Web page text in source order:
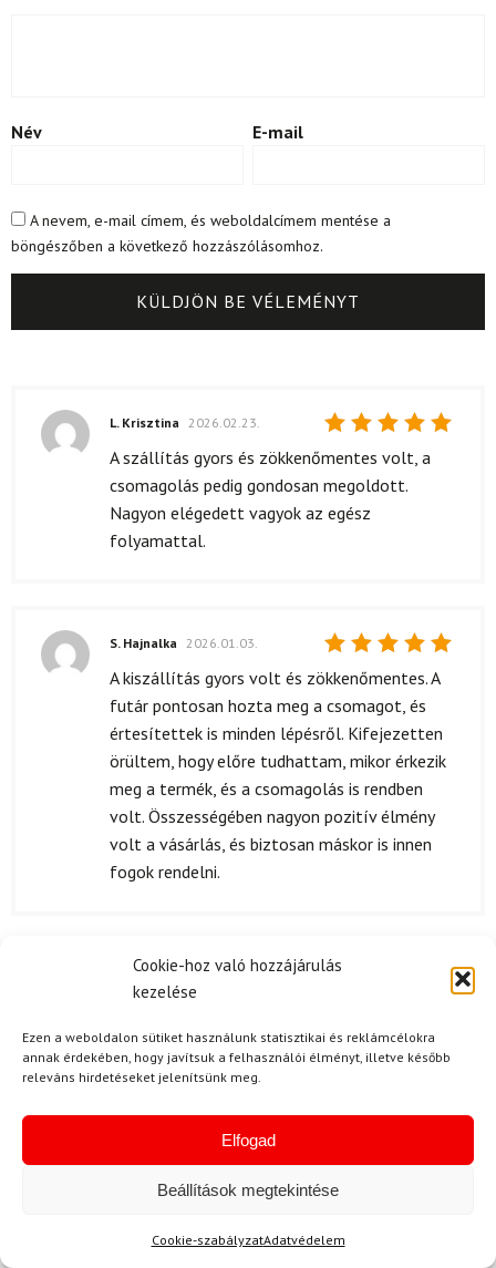
Cookie-hoz való hozzájárulás
kezelése
Ezen a weboldalon sütiket használunk statisztikai és reklámcélokra
annak érdekében, hogy javítsuk a felhasználói élményt, illetve később
releváns hirdetéseket jelenítsünk meg.
Elfogad
Beállítások megtekintése
Cookie-szabályzatAdatvédelem
Név E-mail
A nevem, e-mail címem, és weboldalcímem mentése a
böngészőben a következő hozzászólásomhoz.
Értékelés:
L. Krisztina 2026.02.23.
A szállítás gyors és zökkenőmentes volt, a
csomagolás pedig gondosan megoldott.
Nagyon elégedett vagyok az egész
folyamattal.
Értékelés:
S. Hajnalka 2026.01.03.
A kiszállítás gyors volt és zökkenőmentes. A
futár pontosan hozta meg a csomagot, és
értesítettek is minden lépésről. Kifejezetten
örültem, hogy előre tudhattam, mikor érkezik
meg a termék, és a csomagolás is rendben
volt. Összességében nagyon pozitív élmény
volt a vásárlás, és biztosan máskor is innen
fogok rendelni.
V. Krisztián 2025.12.07.
fontos számomra. A termékek gondosan
voltak csomagolva, nem volt semmi hiba.
Értékelés:
V. Gábor 2025.11.14.
A Peltonen G-Grip Facile szett tényleg nagyon